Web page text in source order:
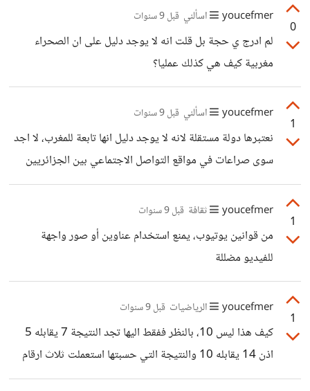
0
youcefmer اسألني قبل 9 سنوات
لم ادرج ي حجة بل قلت انه لا يوجد دليل على ان الصحراء
مغربية كيف هي كذلك عمليا؟
1
youcefmer اسألني قبل 9 سنوات
نعتبرها دولة مستقلة لانه لا يوجد دليل انها تابعة للمغرب، لا اجد
سوى صراعات في مواقع التواصل الاجتماعي بين الجزائريين
(ولا اعلم ما شأنهم بهذا (انا جزائريي) وبين المغاربة، ثم ان
دراستنا للجغرافيا من اولى سنوات الابتدائي توجد دولة الصحراء
الغرربية يعني الموضوع ليس عناد. بلمناسبة انتم ايضا ليس لكم
ان تتأكدو من هذا لان التقسيم المعاصر جاء بعد الاستعمار
1
youcefmer ثقافة قبل 9 سنوات
من قوانين يوتيوب، يمنع استخدام عناوين أو صور واجهة
للفيديو مضللة
1
youcefmer الرياضيات قبل 9 سنوات
كيف هذا ليس 10، بالنظر ففقط اليها تجد النتيجة 7 يقابله 5
اذن 14 يقابله 10 والنتيجة التي حسبتها استعملت ثلاث ارقام
بعد الفاصلة فقط، احسب العدد كاملا تجده 10، او اضرب 5 في